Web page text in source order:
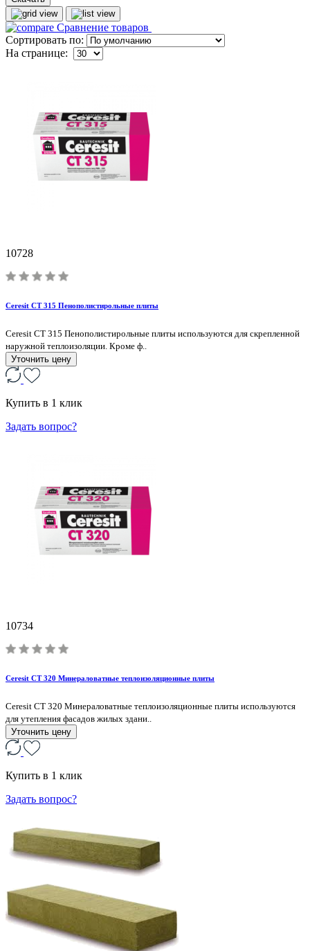
Сравнение товаров
Сортировать по:
На странице:
10728
Ceresit CT 315 Пенополистирольные плиты
Ceresit CT 315 Пенополистирольные плиты используются для скрепленной
наружной теплоизоляции. Кроме ф..
Уточнить цену
Купить в 1 клик
Задать вопрос?
10734
Ceresit СТ 320 Минераловатные теплоизоляционные плиты
Ceresit СТ 320 Минераловатные теплоизоляционные плиты используются
для утепления фасадов жилых здани..
Уточнить цену
Купить в 1 клик
Задать вопрос?